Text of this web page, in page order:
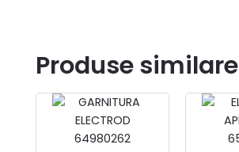
Produse similare